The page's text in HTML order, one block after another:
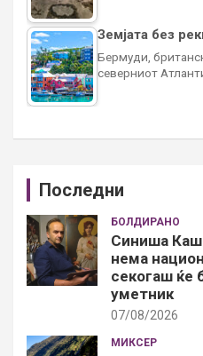
Земјата без
Бермуди,
северниот
Последни
БОЛДИРАНО
Синиша
нема
секогаш ќе
уметник
07/08/2026
МИКСЕР